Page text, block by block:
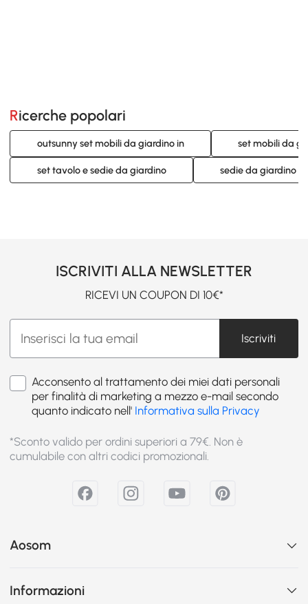
Ricerche popolari
outsunny set mobili da giardino in set mobili da
set tavolo e sedie da giardino sedie da giardino
ISCRIVITI ALLA NEWSLETTER
RICEVI UN COUPON DI 10€*
Iscriviti
Acconsento al trattamento dei miei dati personali
per finalità di marketing a mezzo e-mail secondo
quanto indicato nell' Informativa sulla Privacy
*Sconto valido per ordini superiori a 79€. Non è
cumulabile con altri codici promozionali.
Aosom
Informazioni